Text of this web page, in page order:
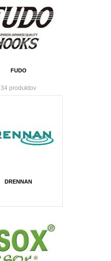
FUDO
34 produktov
DRENNAN